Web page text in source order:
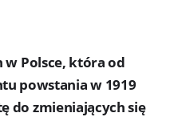
w Polsce, która od
powstania w 1919
do zmieniających się